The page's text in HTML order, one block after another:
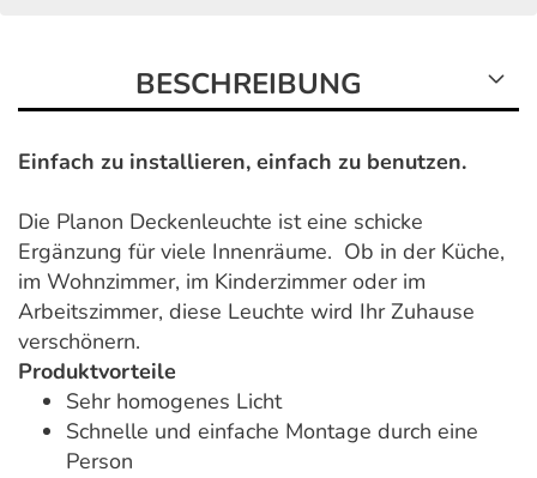
BESCHREIBUNG
Einfach zu installieren, einfach zu benutzen.
Die Planon Deckenleuchte ist eine schicke
Ergänzung für viele Innenräume. Ob in der Küche,
im Wohnzimmer, im Kinderzimmer oder im
Arbeitszimmer, diese Leuchte wird Ihr Zuhause
verschönern.
Produktvorteile
Sehr homogenes Licht
Schnelle und einfache Montage durch eine
Person